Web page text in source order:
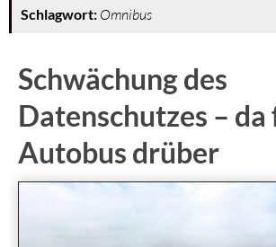
Schlagwort: Omnibus
Schwächung des
Datenschutzes –
Autobus drüber